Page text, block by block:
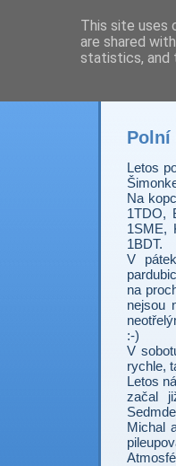
Polní
Letos
Na
1TDO,
1SME,
1BDT.
V
na
nejsou
:-)
V
rychle,
Letos
začal
Michal
This site uses
are shared
statistics, and